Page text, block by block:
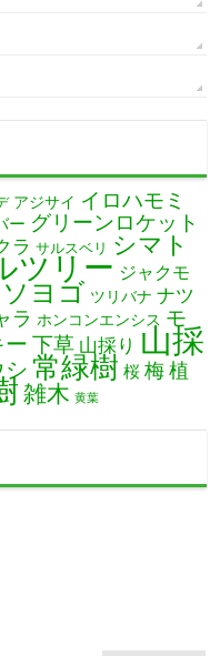
アジサイ イロハモミ
ー グリーンロケット
ラ サルスベリ シマト
ツリー ジャクモ
ソヨゴ ツリバナ ナツ
ラ ホンコンエンシス モ
ー 下草 山採り 山採
シ 常緑樹 桜 梅 植
雑木 黄葉